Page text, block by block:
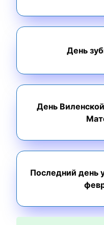
День
День
Последний день